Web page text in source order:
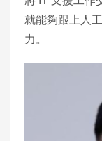
就能夠跟上人
力。